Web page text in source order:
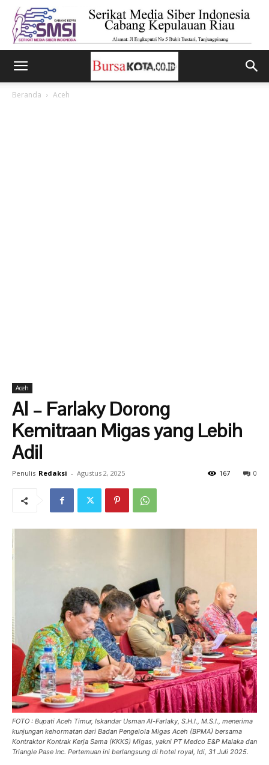
Beranda Aceh
Aceh
Al – Farlaky Dorong
Kemitraan Migas yang Lebih
Adil
Penulis Redaksi - Agustus 2, 2025 0
167
FOTO : Bupati Aceh Timur, Iskandar Usman Al-Farlaky, S.H.I., M.S.I., menerima
kunjungan kehormatan dari Badan Pengelola Migas Aceh (BPMA) bersama
Kontraktor Kontrak Kerja Sama (KKKS) Migas, yakni PT Medco E&P Malaka dan
Triangle Pase Inc. Pertemuan ini berlangsung di hotel royal, Idi, 31 Juli 2025.